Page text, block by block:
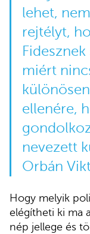
lehet,
rejtélyt,
miért
ellenére,
nevezett
Orbán
Hogy melyik
elégítheti ki ma
nép jellege és